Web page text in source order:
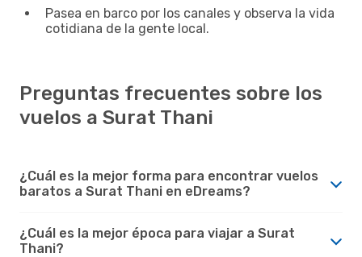
Pasea en barco por los canales y observa la vida
cotidiana de la gente local.
Preguntas frecuentes sobre los
vuelos a Surat Thani
¿Cuál es la mejor forma para encontrar vuelos
baratos a Surat Thani en eDreams?
¿Cuál es la mejor época para viajar a Surat
Thani?